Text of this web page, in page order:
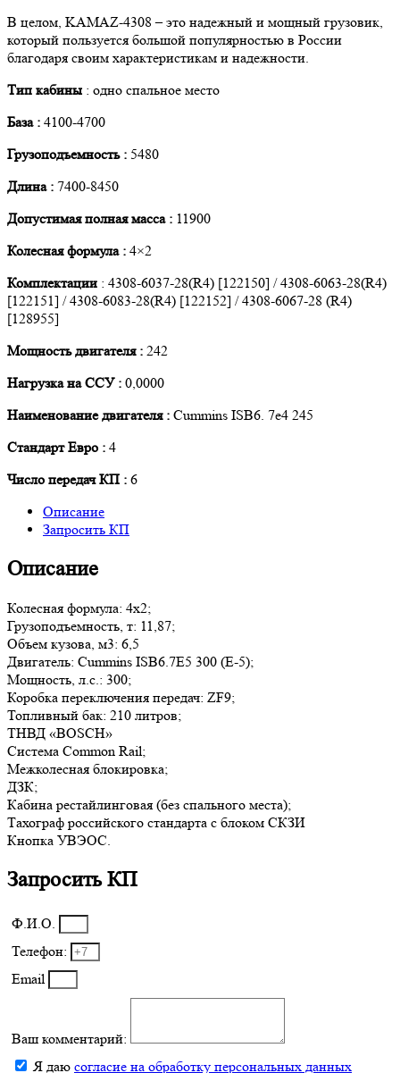
В целом, KAMAZ-4308 – это надежный и мощный грузовик,
который пользуется большой популярностью в России
благодаря своим характеристикам и надежности.
Тип кабины : одно спальное место
База : 4100-4700
Грузоподъемность : 5480
Длина : 7400-8450
Допустимая полная масса : 11900
Колесная формула : 4×2
Комплектации : 4308-6037-28(R4) [122150] / 4308-6063-28(R4)
[122151] / 4308-6083-28(R4) [122152] / 4308-6067-28 (R4)
[128955]
Мощность двигателя : 242
Нагрузка на ССУ : 0,0000
Наименование двигателя : Cummins ISB6. 7e4 245
Стандарт Евро : 4
Число передач КП : 6
Описание
Запросить КП
Описание
Колесная формула: 4х2;
Грузоподъемность, т: 11,87;
Объем кузова, м3: 6,5
Двигатель: Cummins ISB6.7Е5 300 (Е-5);
Мощность, л.с.: 300;
Коробка переключения передач: ZF9;
Топливный бак: 210 литров;
ТНВД «BOSCH»
Система Common Rail;
Межколесная блокировка;
ДЗК;
Кабина рестайлинговая (без спального места);
Тахограф российского стандарта с блоком СКЗИ
Кнопка УВЭОС.
Запросить КП
Ф.И.О.
Телефон:
Email
Ваш комментарий:
Я даю согласие на обработку персональных данных